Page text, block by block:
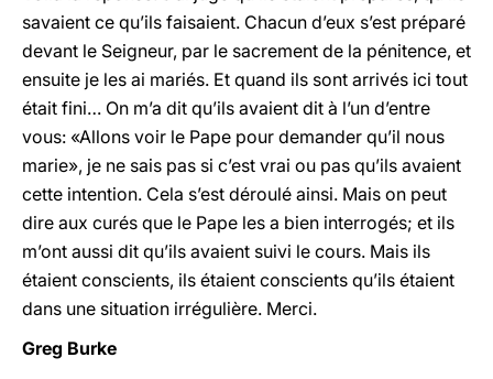
savaient ce qu’ils faisaient. Chacun d’eux s’est préparé
devant le Seigneur, par le sacrement de la pénitence, et
ensuite je les ai mariés. Et quand ils sont arrivés ici tout
était fini… On m’a dit qu’ils avaient dit à l’un d’entre
vous: «Allons voir le Pape pour demander qu’il nous
marie», je ne sais pas si c’est vrai ou pas qu’ils avaient
cette intention. Cela s’est déroulé ainsi. Mais on peut
dire aux curés que le Pape les a bien interrogés; et ils
m’ont aussi dit qu’ils avaient suivi le cours. Mais ils
étaient conscients, ils étaient conscients qu’ils étaient
dans une situation irrégulière. Merci.
Greg Burke